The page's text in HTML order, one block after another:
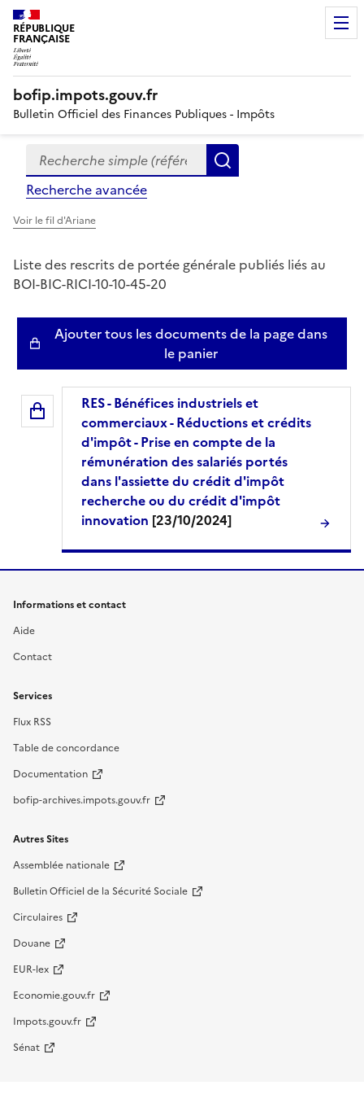
RÉPUBLIQUE
FRANÇAISE
bofip.impots.gouv.fr
Bulletin Officiel des Finances Publiques - Impôts
Formulaire
de
recherche
Recherche simple (références, mots clés, partie du
Recherche avancée
Voir le fil d'Ariane
Liste des rescrits de portée générale publiés liés au
BOI-BIC-RICI-10-10-45-20
Ajouter tous les documents de la page dans
le panier
RES - Bénéfices industriels et
commerciaux - Réductions et crédits
d'impôt - Prise en compte de la
rémunération des salariés portés
dans l'assiette du crédit d'impôt
recherche ou du crédit d'impôt
innovation [23/10/2024]
Informations et contact
Aide
Contact
Services
Flux RSS
Table de concordance
Documentation
bofip-archives.impots.gouv.fr
Autres Sites
Assemblée nationale
Bulletin Officiel de la Sécurité Sociale
Circulaires
Douane
EUR-lex
Economie.gouv.fr
Impots.gouv.fr
Sénat